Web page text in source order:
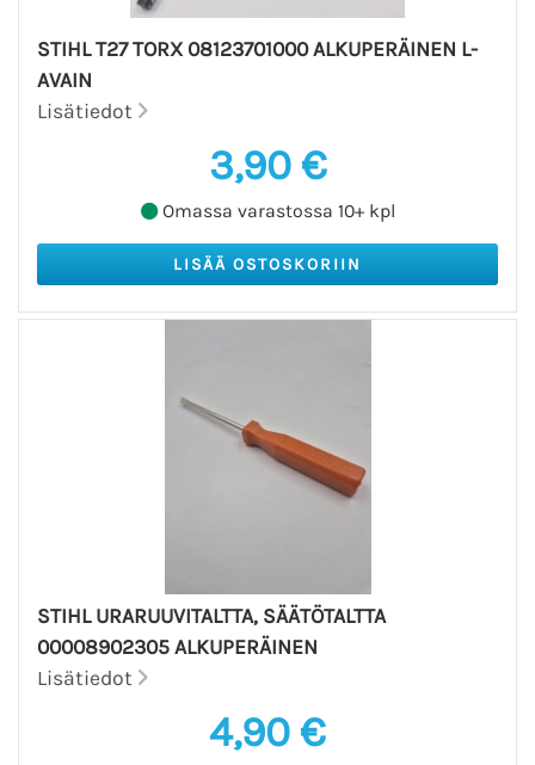
STIHL T27 TORX 08123701000 ALKUPERÄINEN L-
AVAIN
Lisätiedot
3,90 €
Omassa varastossa 10+ kpl
STIHL URARUUVITALTTA, SÄÄTÖTALTTA
00008902305 ALKUPERÄINEN
Lisätiedot
4,90 €